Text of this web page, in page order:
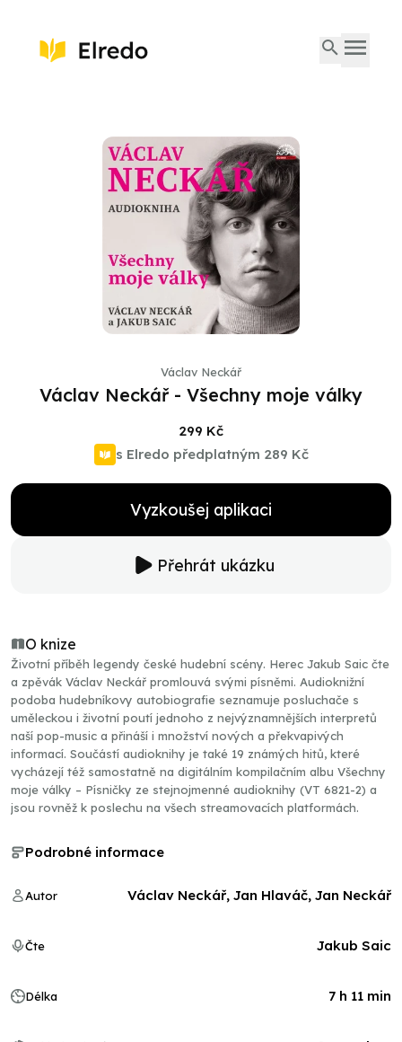
Václav Neckář
Václav Neckář - Všechny moje války
299 Kč
s Elredo předplatným 289 Kč
Vyzkoušej aplikaci
Přehrát ukázku
O knize
Životní příběh legendy české hudební scény. Herec Jakub Saic čte
a zpěvák Václav Neckář promlouvá svými písněmi. Audioknižní
podoba hudebníkovy autobiografie seznamuje posluchače s
uměleckou i životní poutí jednoho z nejvýznamnějších interpretů
naší pop-music a přináší i množství nových a překvapivých
informací. Součástí audioknihy je také 19 známých hitů, které
vycházejí též samostatně na digitálním kompilačním albu Všechny
moje války – Písničky ze stejnojmenné audioknihy (VT 6821-2) a
jsou rovněž k poslechu na všech streamovacích platformách.
Podrobné informace
Autor Václav Neckář, Jan Hlaváč, Jan Neckář
Čte Jakub Saic
Délka 7 h 11 min